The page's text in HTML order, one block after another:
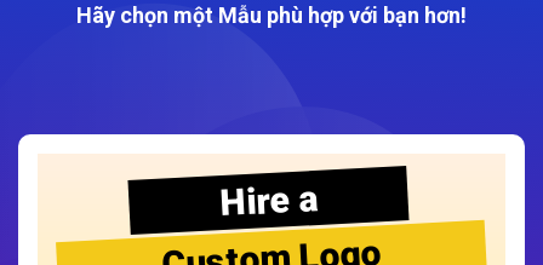
Hãy chọn một Mẫu phù hợp với bạn hơn!
Hire a